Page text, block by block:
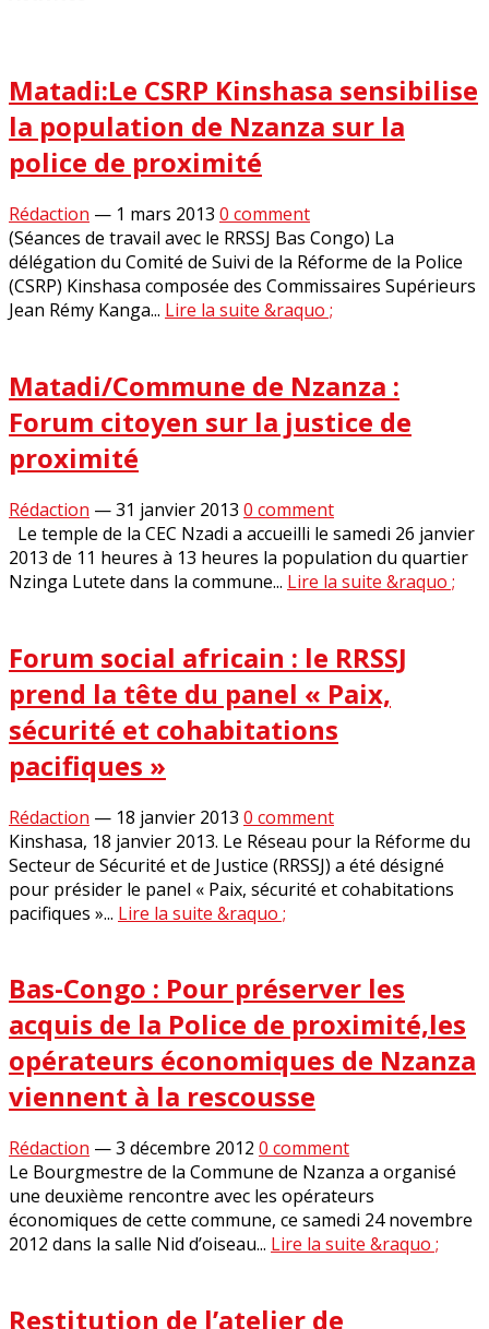
Matadi:Le CSRP Kinshasa sensibilise
la population de Nzanza sur la
police de proximité
Rédaction — 1 mars 2013 0 comment
(Séances de travail avec le RRSSJ Bas Congo) La
délégation du Comité de Suivi de la Réforme de la Police
(CSRP) Kinshasa composée des Commissaires Supérieurs
Jean Rémy Kanga... Lire la suite &raquo ;
Matadi/Commune de Nzanza :
Forum citoyen sur la justice de
proximité
Rédaction —31 janvier 2013 0 comment
Le temple de la CEC Nzadi a accueilli le samedi 26 janvier
2013 de 11 heures à 13 heures la population du quartier
Nzinga Lutete dans la commune... Lire la suite &raquo ;
Forum social africain : le RRSSJ
prend la tête du panel « Paix,
sécurité et cohabitations
pacifiques »
Rédaction — 18 janvier 2013 0 comment
Kinshasa, 18 janvier 2013. Le Réseau pour la Réforme du
Secteur de Sécurité et de Justice (RRSSJ) a été désigné
pour présider le panel « Paix, sécurité et cohabitations
pacifiques »... Lire la suite &raquo ;
Bas-Congo : Pour préserver les
acquis de la Police de proximité,les
opérateurs économiques de Nzanza
viennent à la rescousse
Rédaction —3 décembre 2012 0 comment
Le Bourgmestre de la Commune de Nzanza a organisé
une deuxième rencontre avec les opérateurs
économiques de cette commune, ce samedi 24 novembre
2012 dans la salle Nid d’oiseau... Lire la suite &raquo ;
Restitution de l’atelier de